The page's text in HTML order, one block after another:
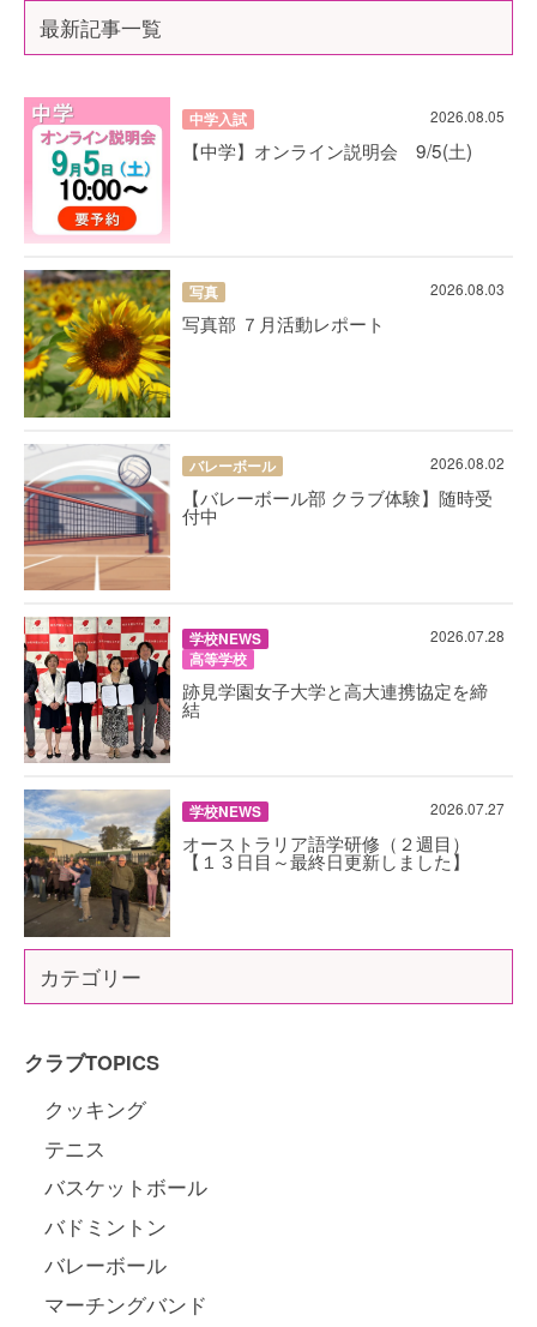
最新記事一覧
中学入試 2026.08.05
【中学】オンライン説明会 9/5(土)
写真 2026.08.03
写真部 ７月活動レポート
バレーボール 2026.08.02
【バレーボール部 クラブ体験】随時受
付中
学校NEWS
高等学校
2026.07.28
跡見学園女子大学と高大連携協定を締
結
学校NEWS 2026.07.27
オーストラリア語学研修（２週目）
【１３日目～最終日更新しました】
カテゴリー
クラブTOPICS
クッキング
テニス
バスケットボール
バドミントン
バレーボール
マーチングバンド